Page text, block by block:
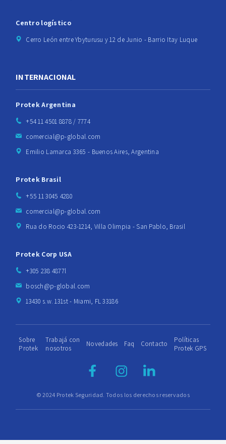
Centro logístico
Cerro León entre Ybyturusu y 12 de Junio - Barrio Itay Luque
INTERNACIONAL
Protek Argentina
+54 11 4501 8878 / 7774
comercial@p-global.com
Emilio Lamarca 3365 - Buenos Aires, Argentina
Protek Brasil
+55 11 3045 4280
comercial@p-global.com
Rua do Rocio 423-1214, Villa Olimpia - San Pablo, Brasil
Protek Corp USA
+305 238 4877l
bosch@p-global.com
13430 s.w. 131st - Miami, FL 33186
© 2024 Protek Seguridad. Todos los derechos reservados
Sobre
Protek
Trabajá con
nosotros
Novedades Faq Contacto
Políticas
Protek GPS